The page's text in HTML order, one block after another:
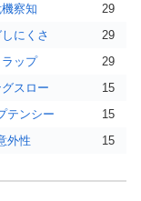
察知
29
にくさ
29
ラップ
29
グスロー
15
テンシー
15
外性
15